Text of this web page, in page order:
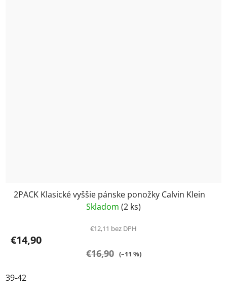
2PACK Klasické vyššie pánske ponožky Calvin Klein
Skladom (2 ks)
€12,11 bez DPH
€14,90
€16,90 (–11 %)
39-42